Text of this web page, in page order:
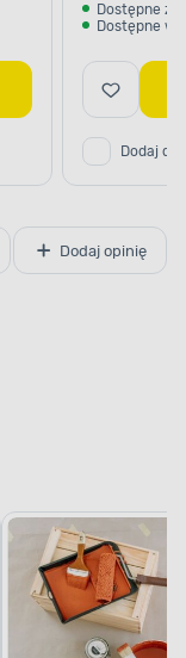
Dostępne z
Dostępne w
Dodaj do
Dodaj opinię